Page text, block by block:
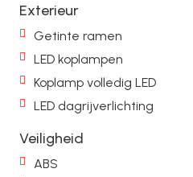
Exterieur
Getinte ramen
LED koplampen
Koplamp volledig LED
LED dagrijverlichting
Veiligheid
ABS